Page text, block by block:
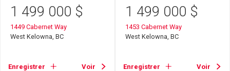
1 499 000 $
1449 Cabernet Way
West Kelowna, BC
Enregistrer Voir
1 499 000 $
1453 Cabernet Way
West Kelowna, BC
Enregistrer Voir